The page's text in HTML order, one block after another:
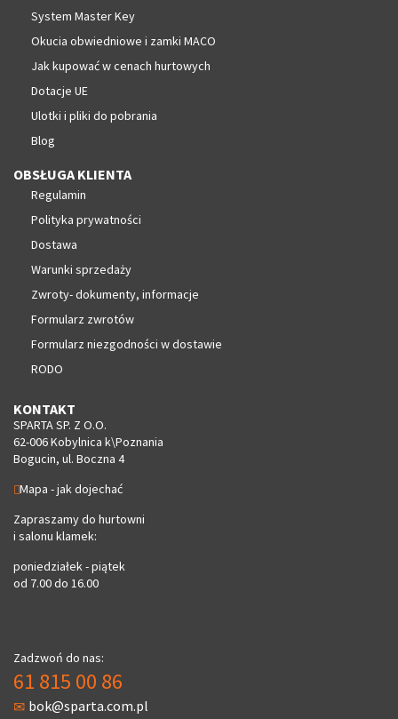
System Master Key
Okucia obwiedniowe i zamki MACO
Jak kupować w cenach hurtowych
Dotacje UE
Ulotki i pliki do pobrania
Blog
OBSŁUGA KLIENTA
Regulamin
Polityka prywatności
Dostawa
Warunki sprzedaży
Zwroty- dokumenty, informacje
Formularz zwrotów
Formularz niezgodności w dostawie
RODO
KONTAKT
SPARTA SP. Z O.O.
62-006 Kobylnica k\Poznania
Bogucin, ul. Boczna 4
Mapa - jak dojechać
Zapraszamy do hurtowni
i salonu klamek:
poniedziałek - piątek
od 7.00 do 16.00
Zadzwoń do nas:
61 815 00 86
bok@sparta.com.pl